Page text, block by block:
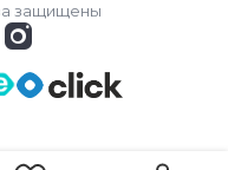
защищены